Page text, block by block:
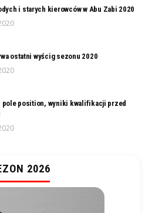
i starych kierowców w Abu Zabi 2020
ostatni wyścig sezonu 2020
pole position, wyniki kwalifikacji przed
2026